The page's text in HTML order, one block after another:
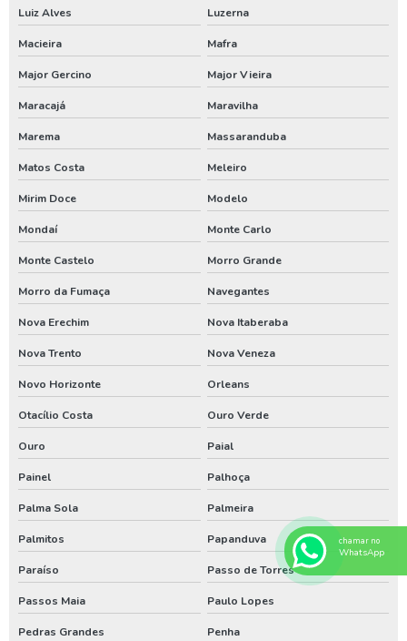
Locação de compressor de ar comprimido
Locação de gerador
Locação gerador 250 kva
Valor locação gerador de energia
Aluguel de compressor de ar em sc
Aluguel de compressor de ar no pr
Aluguel de compressor de ar no rs
Análise de água de poço santa catarina
Análise de água de poço em sc
Bomba de poço artesiano em santa catarina
Bomba de poço artesiano no paraná
Bomba de poço artesiano no rio grande do sul
Bomba submersa para poço em sc
Bomba submersa para poço no pr
Bomba submersa para poço no rs
Empresa de poço artesiano no sul do brasil
Luiz Alves Luzerna
Macieira Mafra
Major Gercino Major Vieira
Maracajá Maravilha
Marema Massaranduba
Matos Costa Meleiro
Mirim Doce Modelo
Mondaí Monte Carlo
Monte Castelo Morro Grande
Morro da Fumaça Navegantes
Nova Erechim Nova Itaberaba
Nova Trento Nova Veneza
Novo Horizonte Orleans
Otacílio Costa Ouro Verde
Ouro Paial
Painel Palhoça
Palma Sola Palmeira
Palmitos Papanduva
Paraíso Passo de Torres
Passos Maia Paulo Lopes
Pedras Grandes Penha
chamar no
WhatsApp